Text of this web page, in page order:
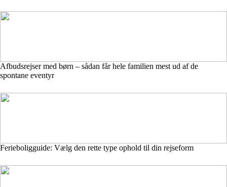
Afbudsrejser med børn – sådan får hele familien mest ud af de
spontane eventyr
Ferieboligguide: Vælg den rette type ophold til din rejseform